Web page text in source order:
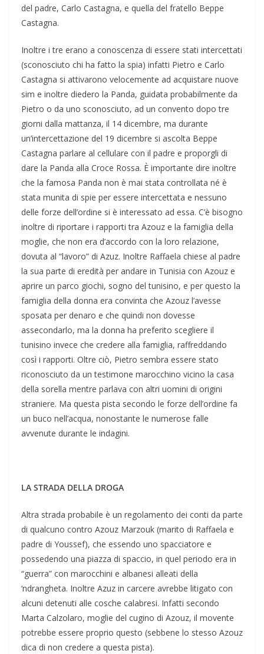
del padre, Carlo Castagna, e quella del fratello Beppe
Castagna.
Inoltre i tre erano a conoscenza di essere stati intercettati
(sconosciuto chi ha fatto la spia) infatti Pietro e Carlo
Castagna si attivarono velocemente ad acquistare nuove
sim e inoltre diedero la Panda, guidata probabilmente da
Pietro o da uno sconosciuto, ad un convento dopo tre
giorni dalla mattanza, il 14 dicembre, ma durante
un’intercettazione del 19 dicembre si ascolta Beppe
Castagna parlare al cellulare con il padre e proporgli di
dare la Panda alla Croce Rossa. È importante dire inoltre
che la famosa Panda non è mai stata controllata né è
stata munita di spie per essere intercettata e nessuno
delle forze dell’ordine si è interessato ad essa. C’è bisogno
inoltre di riportare i rapporti tra Azouz e la famiglia della
moglie, che non era d’accordo con la loro relazione,
dovuta al “lavoro” di Azuz. Inoltre Raffaela chiese al padre
la sua parte di eredità per andare in Tunisia con Azouz e
aprire un parco giochi, sogno del tunisino, e per questo la
famiglia della donna era convinta che Azouz l’avesse
sposata per denaro e che quindi non dovesse
assecondarlo, ma la donna ha preferito scegliere il
tunisino invece che credere alla famiglia, raffreddando
così i rapporti. Oltre ciò, Pietro sembra essere stato
riconosciuto da un testimone marocchino vicino la casa
della sorella mentre parlava con altri uomini di origini
straniere. Ma questa pista secondo le forze dell’ordine fa
un buco nell’acqua, nonostante le numerose falle
avvenute durante le indagini.
LA STRADA DELLA DROGA
Altra strada probabile è un regolamento dei conti da parte
di qualcuno contro Azouz Marzouk (marito di Raffaela e
padre di Youssef), che essendo uno spacciatore e
possedendo una piazza di spaccio, in quel periodo era in
“guerra” con marocchini e albanesi alleati della
‘ndrangheta. Inoltre Azuz in carcere avrebbe litigato con
alcuni detenuti alle cosche calabresi. Infatti secondo
Marta Calzolaro, moglie del cugino di Azouz, il movente
potrebbe essere proprio questo (sebbene lo stesso Azouz
dica di non credere a questa pista).